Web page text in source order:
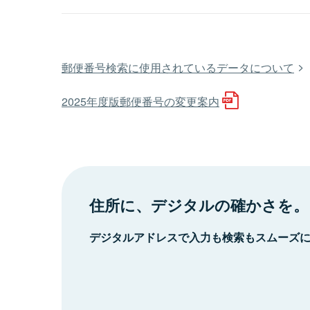
郵便番号検索に使用されているデータについて
2025年度版郵便番号の変更案内
住所に、デジタルの確かさを。
デジタルアドレスで入力も検索もスムーズ